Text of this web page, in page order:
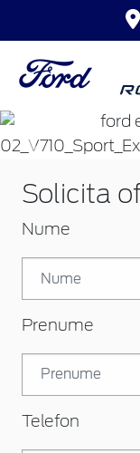
Inapoi
Solicita
Nume
Prenume
Telefon